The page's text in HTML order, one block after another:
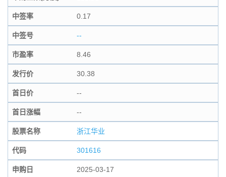
中签率 0.17
中签号 --
市盈率 8.46
发行价 30.38
首日价 --
首日涨幅 --
股票名称 浙江华业
代码 301616
申购日 2025-03-17